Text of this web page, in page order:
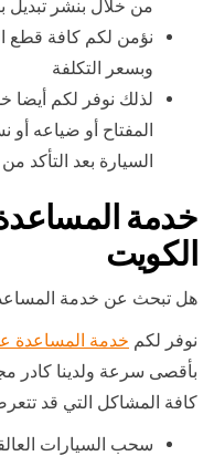
من خلال بنشر تبديل
نؤمن لكم كافة قطع
وبسعر التكلفة
لذلك نوفر لكم أيضا
المفتاح أو ضياعه أو
السيارة بعد التأكد
خدمة
الكويت
هل تبحث عن خدمة
نوفر لكم خدمة المساعدة
بأقصى سرعة ولدينا كادر
كافة المشاكل التي قد
سحب السيارات